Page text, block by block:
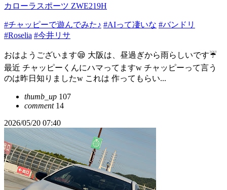
カローラスポーツ ZWE219H
#チャッピーで遊んでみた♪ #AIって凄いな #バンドリ
#Roselia #今井リサ
おはようございます😪 大阪は、昼過ぎから雨らしいです☔
最近 チャッピーくんにハマってますw チャッピーって言う
のは昨日知りましたw これは 作ってもらい...
thumb_up 107
comment14
2026/05/20 07:40